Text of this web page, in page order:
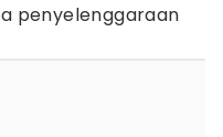
penyelenggaraan